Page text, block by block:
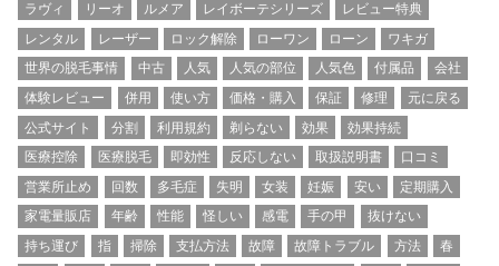
ラヴィ
リーオ ルメア レイボーテシリーズ
レビュー特典
レンタル
レーザー ロック解除 ローワン ローン
ワキガ
世界の脱毛事情
中古 人気 人気の部位 人気色 付属品
会社
体験レビュー
併用 使い方 価格・購入 保証 修理
元に戻る
公式サイト
分割 利用規約 剃らない 効果
効果持続
医療控除
医療脱毛 即効性 反応しない 取扱説明書
口コミ
営業所止め
回数 多毛症 失明 女装 妊娠 安い
定期購入
家電量販店
年齢 性能 怪しい 感電 手の甲
抜けない
持ち運び
指 掃除 支払方法 故障 故障トラブル 方法
春